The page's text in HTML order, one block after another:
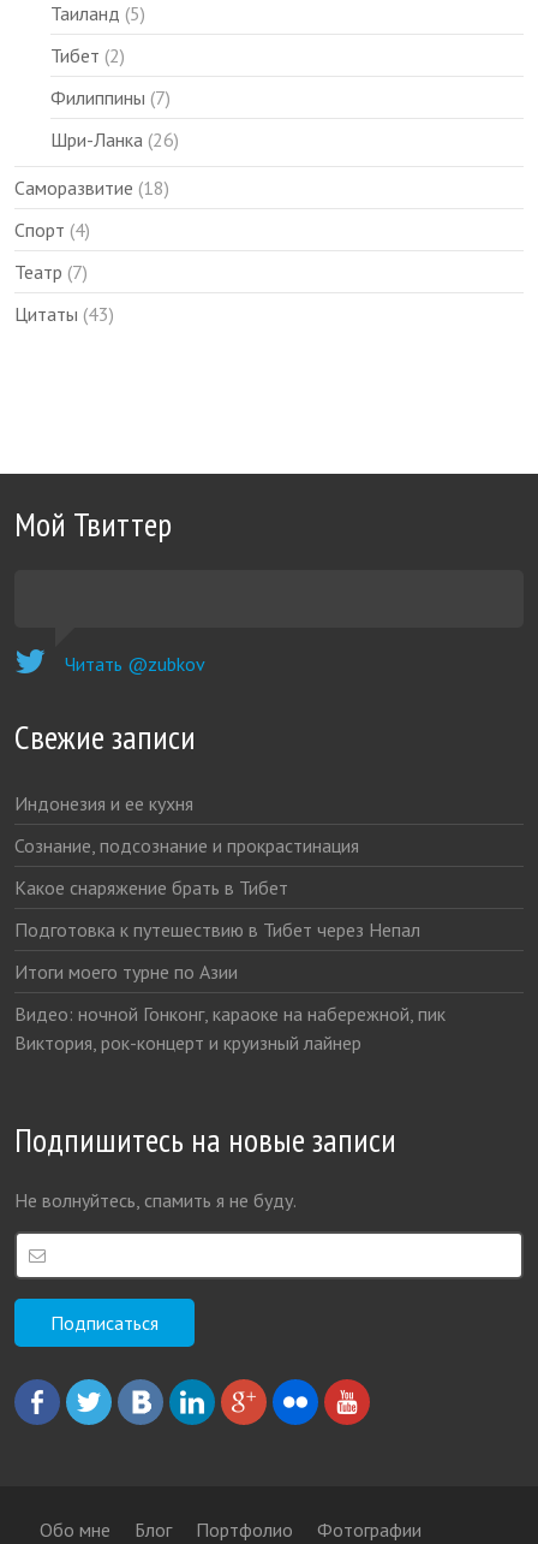
Таиланд (5)
Тибет (2)
Филиппины (7)
Шри-Ланка (26)
Саморазвитие (18)
Спорт (4)
Театр (7)
Цитаты (43)
Мой Твиттер
Читать @zubkov
Свежие записи
Индонезия и ее кухня
Сознание, подсознание и прокрастинация
Какое снаряжение брать в Тибет
Подготовка к путешествию в Тибет через Непал
Итоги моего турне по Азии
Видео: ночной Гонконг, караоке на набережной, пик
Виктория, рок-концерт и круизный лайнер
Подпишитесь на новые записи
Не волнуйтесь, спамить я не буду.
Обо мне Блог Портфолио Фотографии